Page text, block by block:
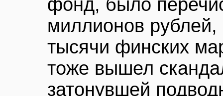
фонд, было
миллионов
тысячи финских
тоже вышел
затонувшей